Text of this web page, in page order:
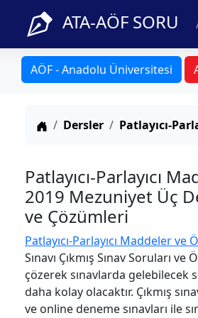
ATA-AÖF SORU
AÖF - Anadolu Üniversitesi
Anasayfa
Dersler Patlayıcı-
Patlayıcı-Parlayıcı
2019 Mezuniyet Üç
ve Çözümleri
Patlayıcı-Parlayıcı Maddeler ve
Sınavı Çıkmış Sınav Soruları
çözerek sınavlarda gelebilecek
daha kolay olacaktır. Çıkmış
ve online deneme sınavları ile